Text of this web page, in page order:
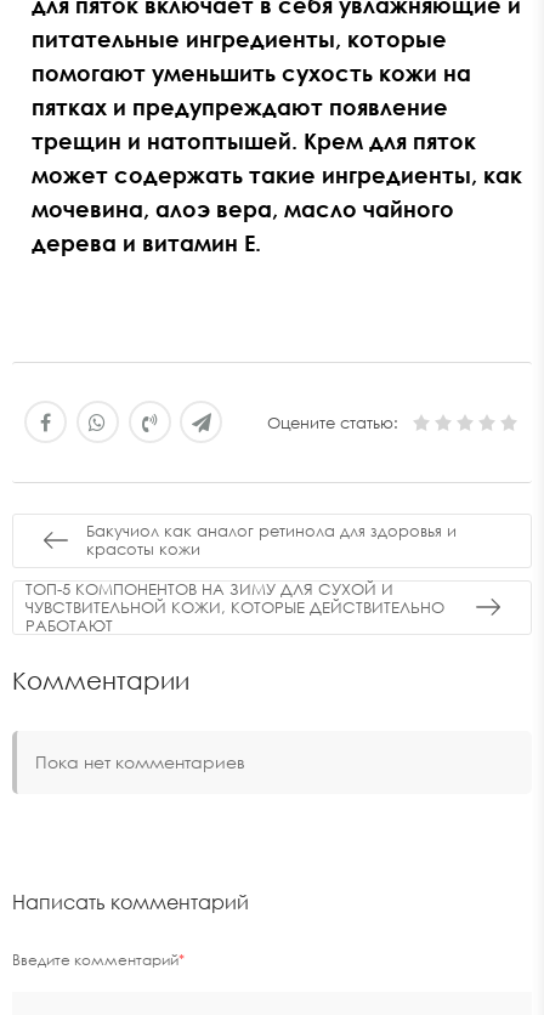
питательные ингредиенты, которые
помогают уменьшить сухость кожи на
пятках и предупреждают появление
трещин и натоптышей. Крем для пяток
может содержать такие ингредиенты, как
мочевина, алоэ вера, масло чайного
дерева и витамин Е.
Оцените статью:
Бакучиол как аналог ретинола для здоровья и
красоты кожи
ТОП-5 КОМПОНЕНТОВ НА ЗИМУ ДЛЯ СУХОЙ И
ЧУВСТВИТЕЛЬНОЙ КОЖИ, КОТОРЫЕ ДЕЙСТВИТЕЛЬНО
РАБОТАЮТ
Комментарии
Пока нет комментариев
Написать комментарий
Введите комментарий*